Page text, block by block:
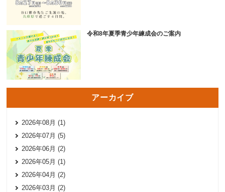
令和8年夏季青少年練成会のご案内
アーカイブ
2026年08月 (1)
2026年07月 (5)
2026年06月 (2)
2026年05月 (1)
2026年04月 (2)
2026年03月 (2)